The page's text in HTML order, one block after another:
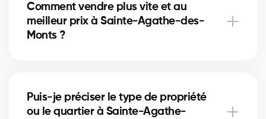
Comment vendre plus vite et au
meilleur prix à Sainte-Agathe-des-
Monts ?
certifié.Puis-je préciser le type de propriété
ou le quartier à Sainte-Agathe-